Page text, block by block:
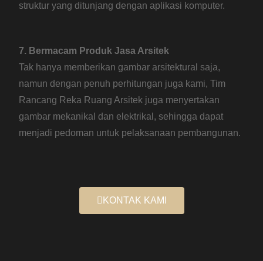
struktur yang ditunjang dengan aplikasi komputer.
7. Bermacam Produk Jasa Arsitek
Tak hanya memberikan gambar arsitektural saja,
namun dengan penuh perhitungan juga kami, Tim
Rancang Reka Ruang Arsitek juga menyertakan
gambar mekanikal dan elektrikal, sehingga dapat
menjadi pedoman untuk pelaksanaan pembangunan.
KONTAK KAMI